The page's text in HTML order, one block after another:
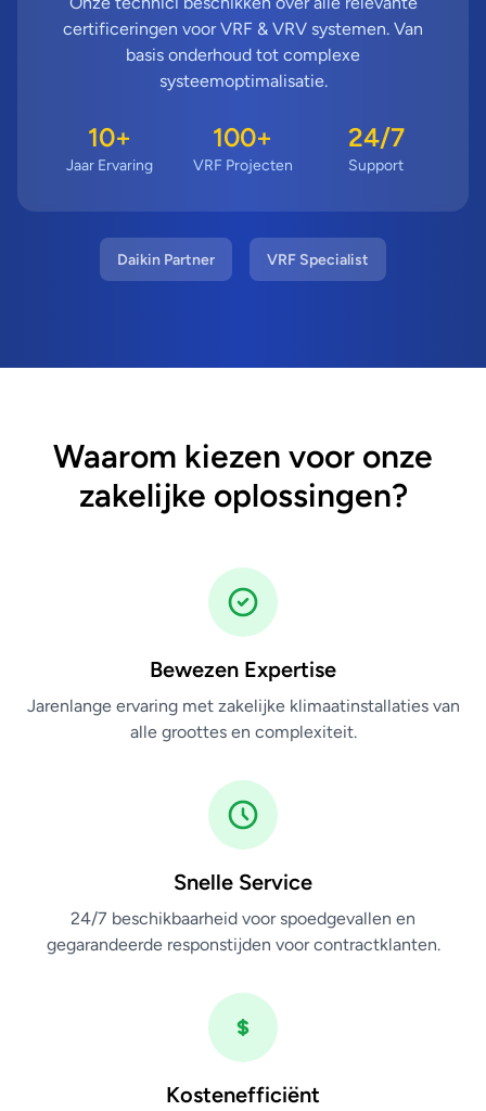
certificeringen voor VRF & VRV systemen. Van
basis onderhoud tot complexe
systeemoptimalisatie.
10+
Jaar Ervaring
100+
VRF Projecten
24/7
Support
Daikin Partner VRF Specialist
Waarom kiezen voor onze
zakelijke oplossingen?
Bewezen Expertise
Jarenlange ervaring met zakelijke klimaatinstallaties van
alle groottes en complexiteit.
Snelle Service
24/7 beschikbaarheid voor spoedgevallen en
gegarandeerde responstijden voor contractklanten.
Kostenefficiënt